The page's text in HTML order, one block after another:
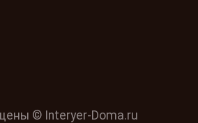
© Interyer-Doma.ru